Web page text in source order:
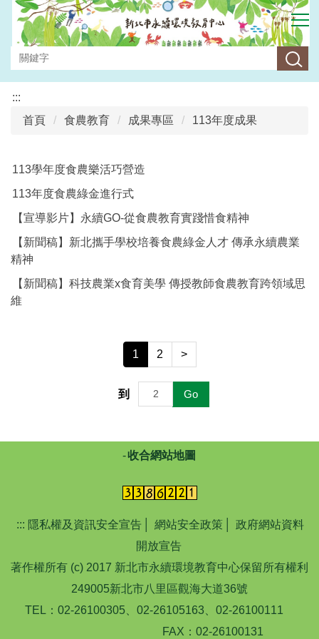
主
內
容
:::
首頁
食農教育 成果專區 113年度成果
113學年度食農樂活巧營造
113年度食農綠金進行式
【宣導影片】永續GO-從食農教育實踐惜食精神
【新聞稿】新北攜手學校培養食農綠金人才 傳承永續農業
精神
【新聞稿】科技農業x食育美學 傳授教師食農教育跨領域思
維
1 2 >
到 Go
收合網站地圖
::: 隱私權及資訊安全宣告 網站安全政策
政府網站資料
開放宣告
著作權所有 (c) 2017 新北市永續環境教育中心保留所有權利
249005新北市八里區觀海大道36號
TEL：02-26100305、02-26105163、02-26100111
FAX：02-26100131